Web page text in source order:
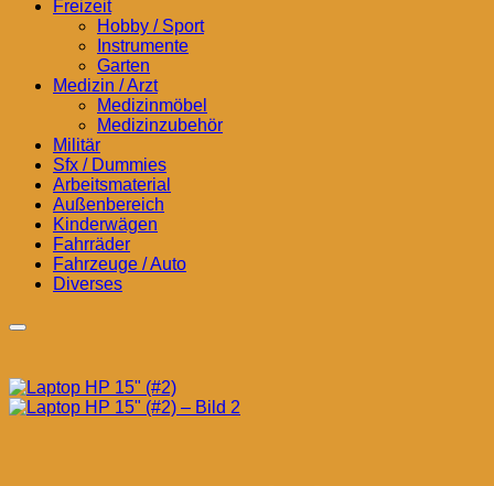
Freizeit
Hobby / Sport
Instrumente
Garten
Medizin / Arzt
Medizinmöbel
Medizinzubehör
Militär
Sfx / Dummies
Arbeitsmaterial
Außenbereich
Kinderwägen
Fahrräder
Fahrzeuge / Auto
Diverses